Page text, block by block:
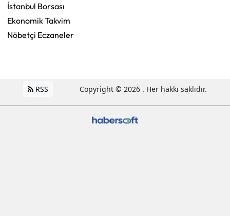
İstanbul Borsası
Ekonomik Takvim
Nöbetçi Eczaneler
RSS Copyright © 2026 . Her hakkı saklıdır.